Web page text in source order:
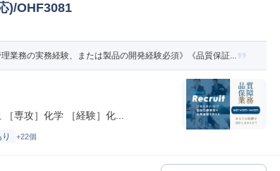
)/OHF3081
業務の実務経験、または製品の開発経験必須》《品質保証...
専攻］化学 ［経験］化...
+22個